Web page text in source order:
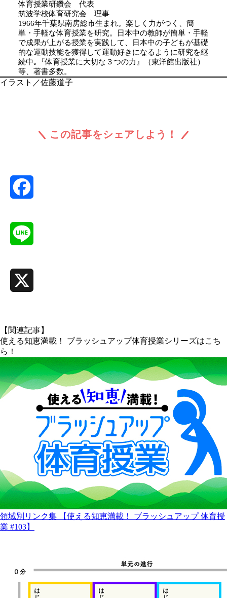
体育授業研鑽会 代表
筑波学校体育研究会 理事
1966年千葉県南房総市生まれ。楽しく力がつく、簡
単・手軽な体育授業を研究。日本中の教師が簡単・手軽
で成果が上がる授業を実践して、日本中の子どもが基礎
的な運動技能を獲得して運動好きになるように研究を継
続中｡『体育授業に大切な３つの力』（東洋館出版社）
等、著書多数。
イラスト／佐藤道子
この記事をシェアしよう！
【関連記事】
使える知恵満載！ ブラッシュアップ体育授業シリーズはこち
ら！
領域別リンク集 【使える知恵満載！ ブラッシュアップ 体育授
業 #103】